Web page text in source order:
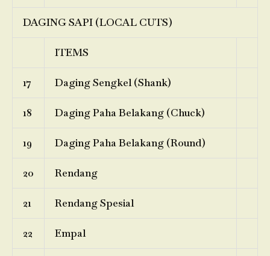
DAGING SAPI (LOCAL CUTS)
ITEMS
17 Daging Sengkel (Shank)
18 Daging Paha Belakang (Chuck)
19 Daging Paha Belakang (Round)
20 Rendang
21 Rendang Spesial
22 Empal